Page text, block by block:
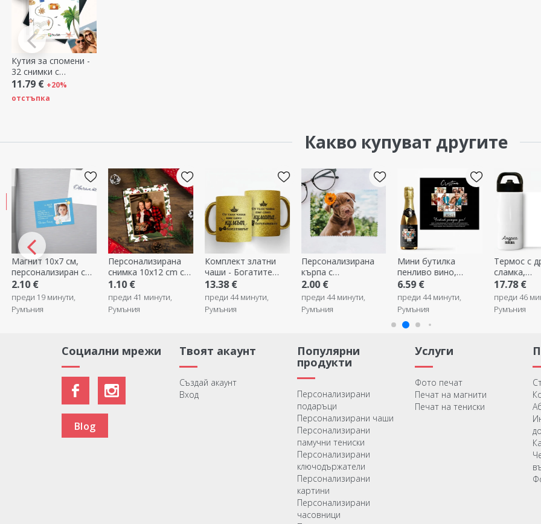
Кутия за спомени -
32 снимки с
послания -
11.79 € +20%
отстъпка
Какво купуват другите
Персонализирана
снимка 10x12 cm с
коледна тематика
1.10 €
преди 41 минути,
Румъния
Комплект златни
чаши - Богатите
кръстници
13.38 €
преди 44 минути,
Румъния
Персонализирана
кърпа с
фотография за
почистване на
екрани/очила
2.00 €
преди 44 минути,
Румъния
Мини бутилка
пенливо вино,
персонализирана с
11 снимки и
послание
6.59 €
преди 44 минути,
Румъния
Термос с дръжка и
сламка,
персонализиран с 2
реда текст
17.78 €
преди 46 минути,
Румъния
послание и
3.99 €
преди 57
Румъния
Социални мрежи
Blog
Твоят акаунт
Създай акаунт
Вход
Популярни
продукти
Персонализирани
подаръци
Персонализирани чаши
Персонализирани
памучни тениски
Персонализирани
ключодържатели
Персонализирани
картини
Персонализирани
часовници
Услуги
Фото печат
Печат на магнити
Печат на тениски